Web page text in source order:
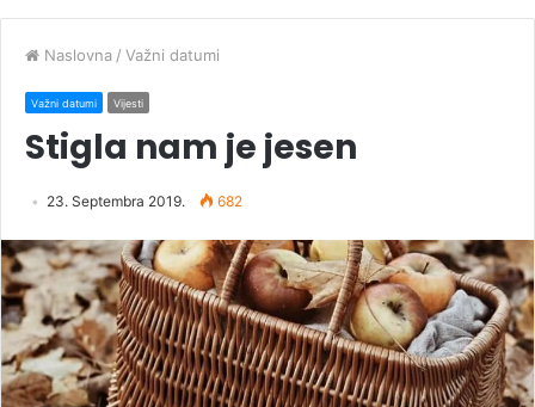
Naslovna / Važni datumi
Važni datumi Vijesti
Stigla nam je jesen
23. Septembra 2019. 682